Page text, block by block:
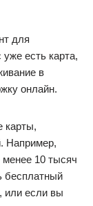
для
есть карта,
в
онлайн.
карты,
Например,
10 тысяч
бесплатный
или если вы